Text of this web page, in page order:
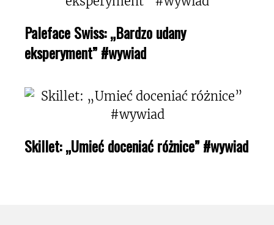
Paleface Swiss: „Bardzo udany
eksperyment” #wywiad
Skillet: „Umieć doceniać różnice” #wywiad